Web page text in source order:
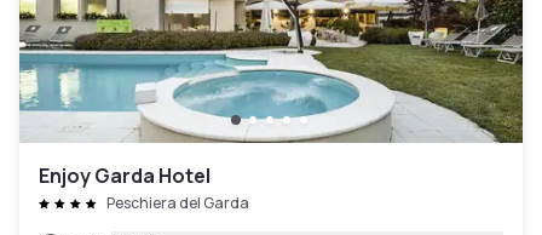
Enjoy Garda Hotel
Peschiera del Garda